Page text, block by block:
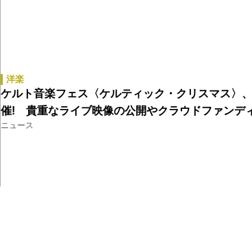
洋楽
ケルト音楽フェス〈ケルティック・クリスマス〉
催! 貴重なライブ映像の公開やクラウドファンデ
ニュース